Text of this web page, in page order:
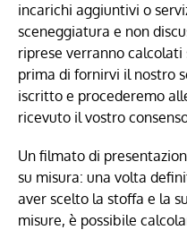
incarichi aggiuntivi o
sceneggiatura e non
riprese verranno
prima di fornirvi il nostro
iscritto e procederemo
ricevuto il vostro
Un filmato di
su misura: una volta
aver scelto la stoffa e la
misure, è possibile